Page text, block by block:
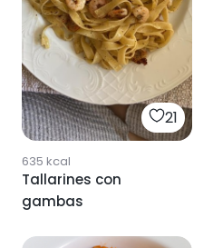
21
635 kcal
Tallarines con
gambas